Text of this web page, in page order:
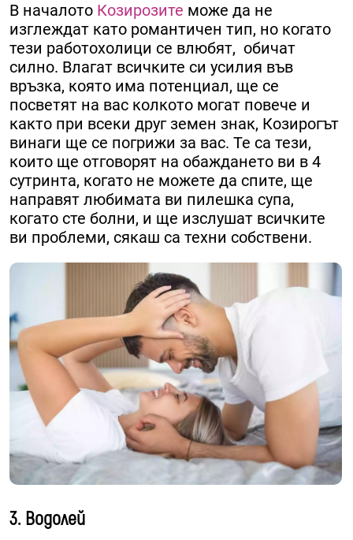
В началото Козирозите може да не
изглеждат като романтичен тип, но когато
тези работохолици се влюбят, обичат
силно. Влагат всичките си усилия във
връзка, която има потенциал, ще се
посветят на вас колкото могат повече и
както при всеки друг земен знак, Козирогът
винаги ще се погрижи за вас. Те са тези,
които ще отговорят на обаждането ви в 4
сутринта, когато не можете да спите, ще
направят любимата ви пилешка супа,
когато сте болни, и ще изслушат всичките
ви проблеми, сякаш са техни собствени.
3. Водолей